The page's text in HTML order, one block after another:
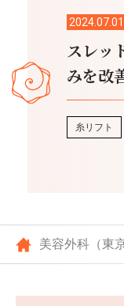
糸リフト
スレッ
みを改
2024.07.01
美容外科（東